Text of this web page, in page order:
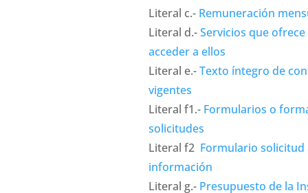
Literal c.- Remuneración
Literal d.-Servicios que
acceder a ellos
Literal e.-Texto íntegro de
vigentes
Literal f1.- Formularios o
solicitudes
Literal f2 Formulario solicitud
información
Literal g.- Presupuesto de la